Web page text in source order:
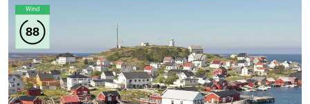
Wind
88